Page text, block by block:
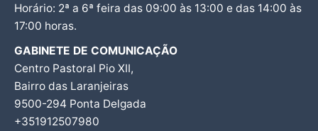
Horário: 2ª a 6ª feira das 09:00 às 13:00 e das 14:00 às
17:00 horas.
GABINETE DE COMUNICAÇÃO
Centro Pastoral Pio XII,
Bairro das Laranjeiras
9500-294 Ponta Delgada
+351912507980